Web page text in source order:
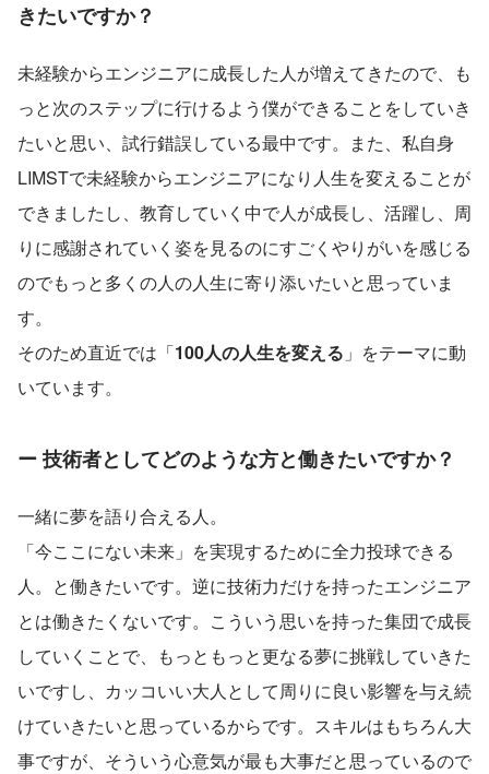
きたいですか？
未経験からエンジニアに成長した人が増えてきたので、も
っと次のステップに行けるよう僕ができることをしていき
たいと思い、試行錯誤している最中です。また、私自身
LIMSTで未経験からエンジニアになり人生を変えることが
できましたし、教育していく中で人が成長し、活躍し、周
りに感謝されていく姿を見るのにすごくやりがいを感じる
のでもっと多くの人の人生に寄り添いたいと思っていま
す。
そのため直近では「100人の人生を変える 」をテーマに動
いています。
ー 技術者としてどのような方と働きたいですか？
一緒に夢を語り合える人。
「今ここにない未来」を実現するために全力投球できる
人。と働きたいです。逆に技術力だけを持ったエンジニア
とは働きたくないです。こういう思いを持った集団で成長
していくことで、もっともっと更なる夢に挑戦していきた
いですし、カッコいい大人として周りに良い影響を与え続
けていきたいと思っているからです。スキルはもちろん大
事ですが、そういう心意気が最も大事だと思っているので